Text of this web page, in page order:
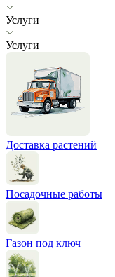
Услуги
Услуги
Доставка растений
Посадочные работы
Газон под ключ